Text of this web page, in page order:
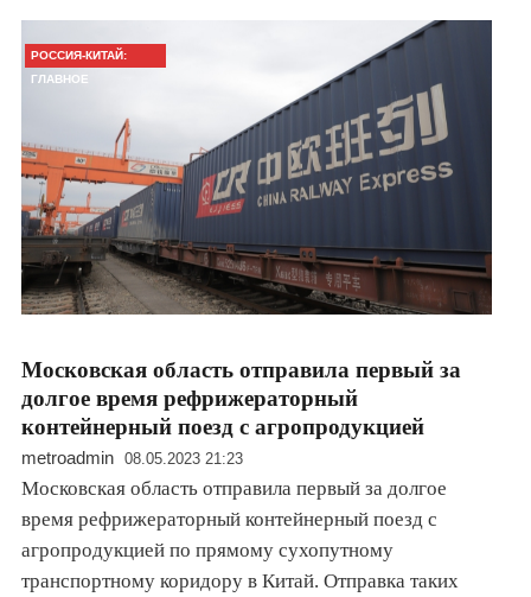
РОССИЯ-КИТАЙ:
ГЛАВНОЕ
Московская область отправила первый за
долгое время рефрижераторный
контейнерный поезд с агропродукцией
metroadmin 08.05.2023 21:23
Московская область отправила первый за долгое
время рефрижераторный контейнерный поезд с
агропродукцией по прямому сухопутному
транспортному коридору в Китай. Отправка таких